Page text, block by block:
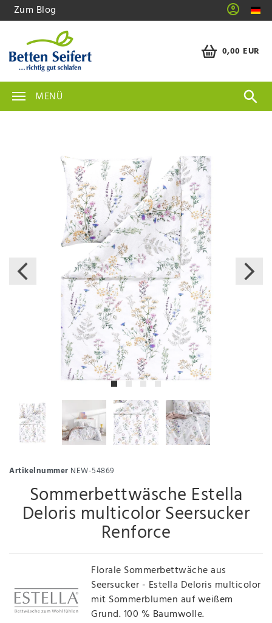
Zum Blog
0,00 EUR
MENÜ
Artikelnummer NEW-54869
Sommerbettwäsche Estella
Deloris multicolor Seersucker
Renforce
Florale Sommerbettwäche aus
Seersucker - Estella Deloris multicolor
mit Sommerblumen auf weißem
Grund. 100 % Baumwolle.